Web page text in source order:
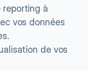
reporting à
vos données
de vos